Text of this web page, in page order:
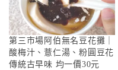
第三市場阿伯無名豆花攤｜
酸梅汁、薏仁湯、粉圓豆花
傳統古早味 均一價30元